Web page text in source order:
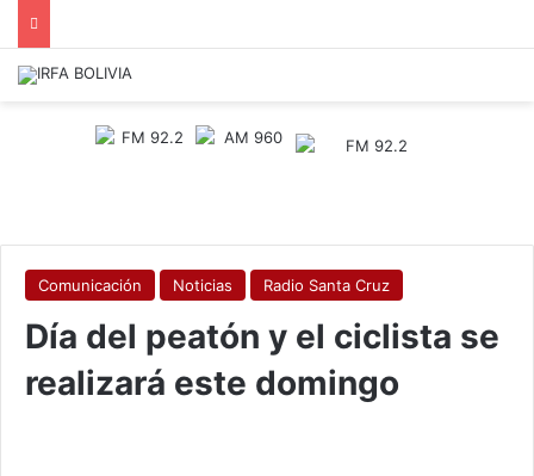
Comunicación Noticias Radio Santa Cruz
Día del peatón y el ciclista se
realizará este domingo